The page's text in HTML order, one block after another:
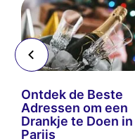
Ontdek de Beste
Adressen om een
Drankje te Doen in
Parijs